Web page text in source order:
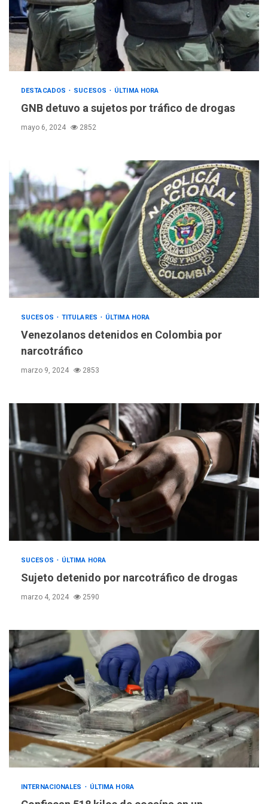
DESTACADOS SUCESOS ÚLTIMA HORA
GNB detuvo a sujetos por tráfico de drogas
mayo 6, 2024 2852
SUCESOS TITULARES ÚLTIMA HORA
Venezolanos detenidos en Colombia por
narcotráfico
marzo 9, 2024 2853
SUCESOS ÚLTIMA HORA
Sujeto detenido por narcotráfico de drogas
marzo 4, 2024 2590
INTERNACIONALES ÚLTIMA HORA
3
POLÍTICA
TITULARES
ÚLTIMA HORA
ONGs piden a CIDH
monitorear proceso de
diálogo en Venezuela
POLÍTICA
TITULARES